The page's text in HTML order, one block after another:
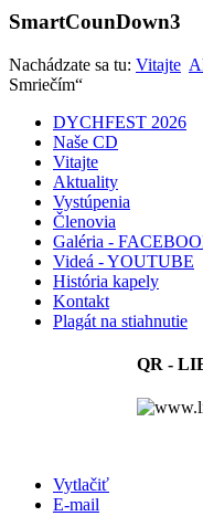
SmartCounDown3
Nachádzate sa tu: Vitajte
Smriečím“
DYCHFEST 2026
Naše CD
Vitajte
Aktuality
Vystúpenia
Členovia
Galéria -
Videá - YOUTUBE
História kapely
Kontakt
Plagát na stiahnutie
QR -
Vytlačiť
E-mail